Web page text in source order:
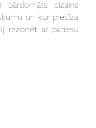
pārdomāts dizains
un kur precīza
rezonēt ar patiesu